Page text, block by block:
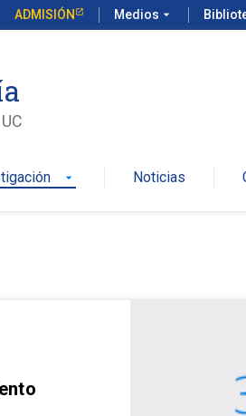
ADMISIÓN Medios arrow_drop_down
arrow_drop_down Noticias